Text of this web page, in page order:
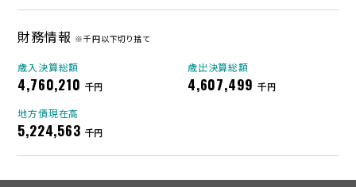
財務情報 ※千円以下切り捨て
歳入決算総額
4,760,210 千円
歳出決算総額
4,607,499 千円
地方債現在高
5,224,563 千円